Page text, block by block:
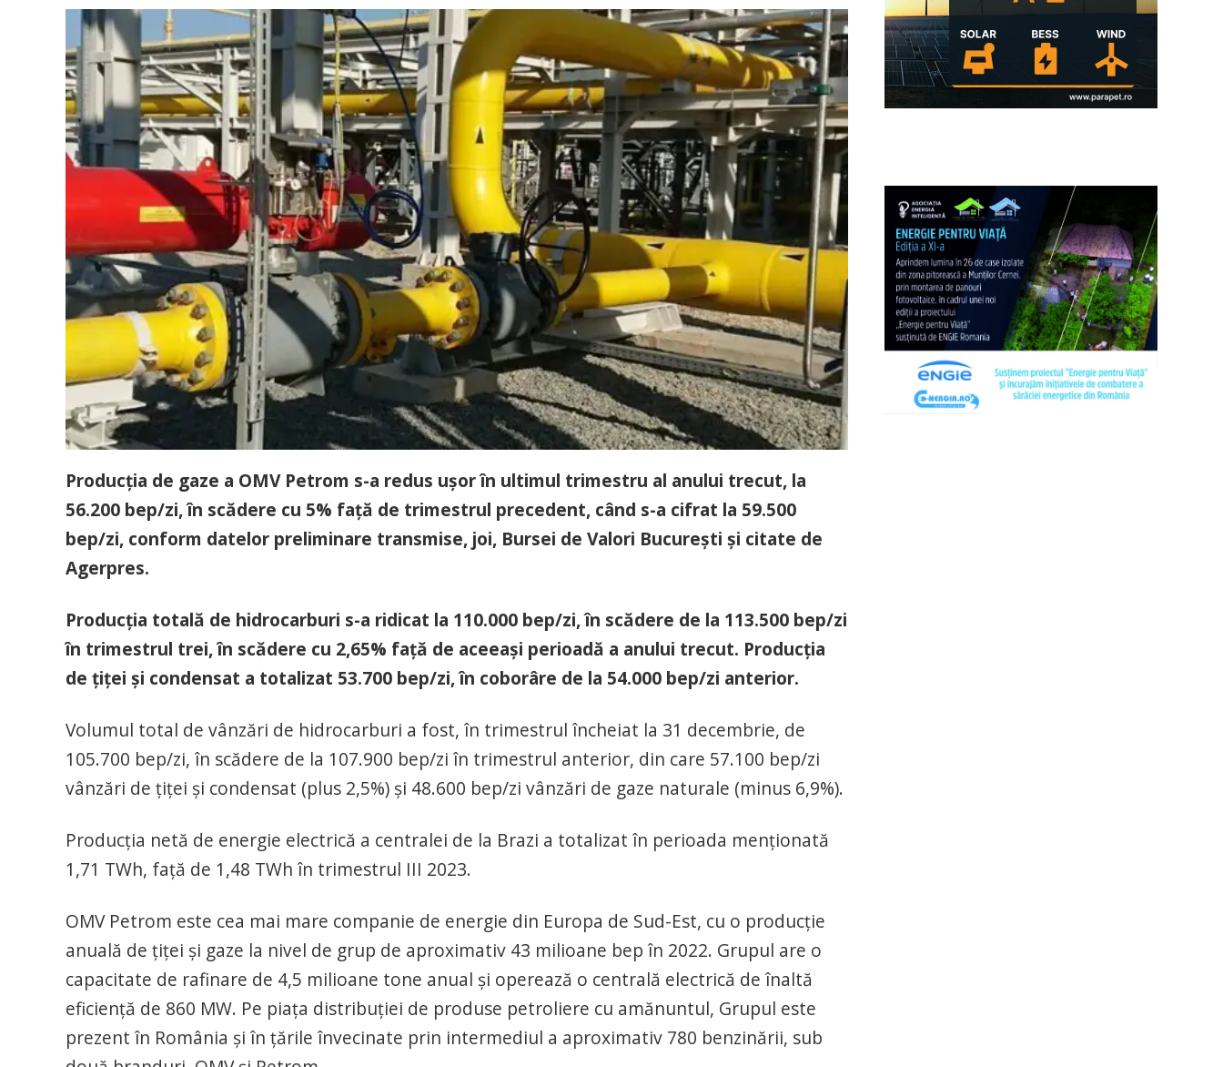
Producţia de gaze a OMV Petrom s-a redus uşor în ultimul trimestru al anului trecut, la
56.200 bep/zi, în scădere cu 5% faţă de trimestrul precedent, când s-a cifrat la 59.500
bep/zi, conform datelor preliminare transmise, joi, Bursei de Valori Bucureşti și citate de
Agerpres.
Producţia totală de hidrocarburi s-a ridicat la 110.000 bep/zi, în scădere de la 113.500 bep/zi
în trimestrul trei, în scădere cu 2,65% faţă de aceeaşi perioadă a anului trecut. Producţia
de ţiţei şi condensat a totalizat 53.700 bep/zi, în coborâre de la 54.000 bep/zi anterior.
Volumul total de vânzări de hidrocarburi a fost, în trimestrul încheiat la 31 decembrie, de
105.700 bep/zi, în scădere de la 107.900 bep/zi în trimestrul anterior, din care 57.100 bep/zi
vânzări de ţiţei şi condensat (plus 2,5%) şi 48.600 bep/zi vânzări de gaze naturale (minus 6,9%).
Producţia netă de energie electrică a centralei de la Brazi a totalizat în perioada menţionată
1,71 TWh, faţă de 1,48 TWh în trimestrul III 2023.
OMV Petrom este cea mai mare companie de energie din Europa de Sud-Est, cu o producţie
anuală de ţiţei şi gaze la nivel de grup de aproximativ 43 milioane bep în 2022. Grupul are o
capacitate de rafinare de 4,5 milioane tone anual şi operează o centrală electrică de înaltă
eficienţă de 860 MW. Pe piaţa distribuţiei de produse petroliere cu amănuntul, Grupul este
prezent în România şi în ţările învecinate prin intermediul a aproximativ 780 benzinării, sub